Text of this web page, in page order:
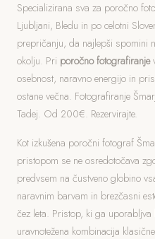
Specializirana sva za poročno
Ljubljani, Bledu in po celotni
prepričanju, da najlepši spomini
okolju. Pri poročno fotografiranje
osebnost, naravno energijo in
ostane večna. Fotografiranje
Tadej. Od 200€. Rezervirajte.
Kot izkušena poročni fotograf
pristopom se ne osredotočava
predvsem na čustveno globino
naravnim barvam in brezčasni
čez leta. Pristop, ki ga uporabljva
uravnotežena kombinacija